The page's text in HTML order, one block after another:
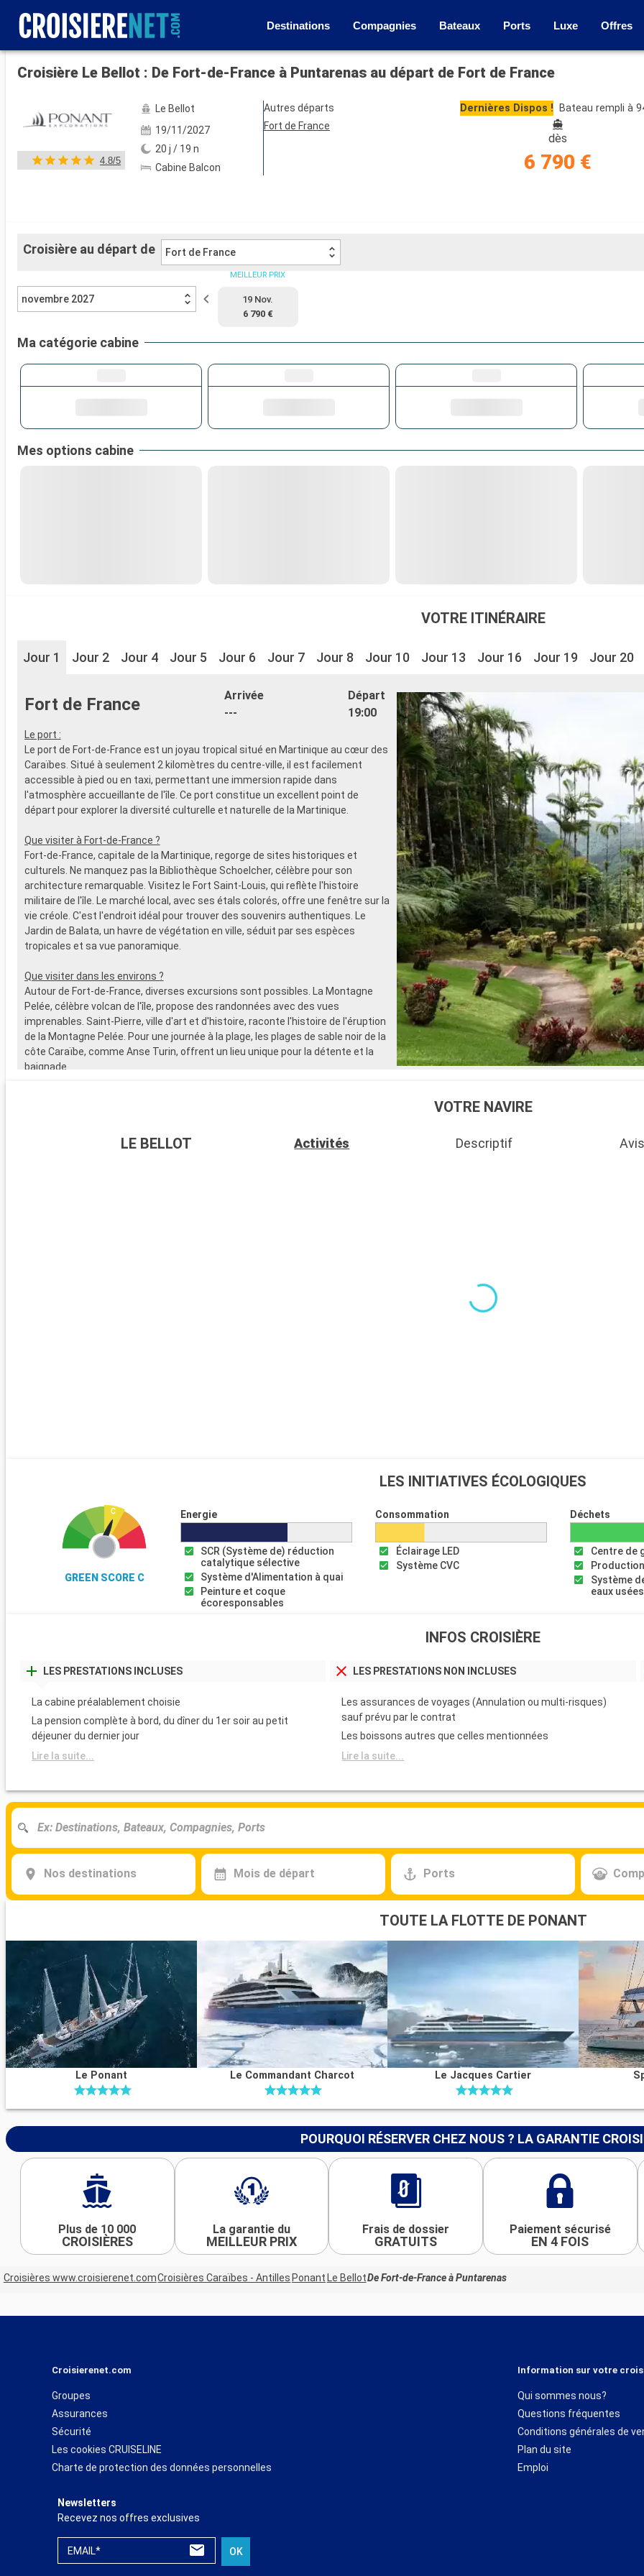
Destinations Compagnies Bateaux Ports Luxe Offres
Voir les 78 autres photos
Croisière Le Bellot : De Fort-de-France à Puntarenas au départ de Fort de France
4.8/5
Le Bellot
19/11/2027
20 j / 19 n
Cabine Balcon
Autres départs
Fort de France
Dernières Dispos ! Bateau rempli à
dès
6 790 €
Croisière au départ de Fort de France
novembre 2027
MEILLEUR PRIX
19 Nov.
6 790 €
Ma catégorie cabine
Mes options cabine
VOTRE ITINÉRAIRE
Jour 1 Jour 2 Jour 4 Jour 5 Jour 6 Jour 7 Jour 8 Jour 10 Jour 13 Jour 16 Jour 19 Jour 20
Fort de France
Arrivée
---
Départ
19:00
Le port :
Le port de Fort-de-France est un joyau tropical situé en Martinique au cœur des
Caraïbes. Situé à seulement 2 kilomètres du centre-ville, il est facilement
accessible à pied ou en taxi, permettant une immersion rapide dans
l'atmosphère accueillante de l'île. Ce port constitue un excellent point de
départ pour explorer la diversité culturelle et naturelle de la Martinique.
Que visiter à Fort-de-France ?
Fort-de-France, capitale de la Martinique, regorge de sites historiques et
culturels. Ne manquez pas la Bibliothèque Schoelcher, célèbre pour son
architecture remarquable. Visitez le Fort Saint-Louis, qui reflète l'histoire
militaire de l'île. Le marché local, avec ses étals colorés, offre une fenêtre sur la
vie créole. C'est l'endroit idéal pour trouver des souvenirs authentiques. Le
Jardin de Balata, un havre de végétation en ville, séduit par ses espèces
tropicales et sa vue panoramique.
Que visiter dans les environs ?
Autour de Fort-de-France, diverses excursions sont possibles. La Montagne
Pelée, célèbre volcan de l'île, propose des randonnées avec des vues
imprenables. Saint-Pierre, ville d'art et d'histoire, raconte l'histoire de l'éruption
de la Montagne Pelée. Pour une journée à la plage, les plages de sable noir de la
côte Caraïbe, comme Anse Turin, offrent un lieu unique pour la détente et la
baignade.
VOTRE NAVIRE
LE BELLOT Activités Descriptif
LES INITIATIVES ÉCOLOGIQUES
GREEN SCORE C
Energie
SCR (Système de) réduction
catalytique sélective
Système d'Alimentation à quai
Peinture et coque
écoresponsables
Consommation
Éclairage LED
Système CVC
Déchets
Centre de
Système
eaux usées
INFOS CROISIÈRE
LES PRESTATIONS INCLUSES
La cabine préalablement choisie
La pension complète à bord, du dîner du 1er soir au petit
déjeuner du dernier jour
Lire la suite...
LES PRESTATIONS NON INCLUSES
Les assurances de voyages (Annulation ou multi-risques)
sauf prévu par le contrat
Les boissons autres que celles mentionnées
Lire la suite...
Nos destinations Mois de départ Ports
TOUTE LA FLOTTE DE PONANT
Le Ponant Le Commandant Charcot Le Jacques Cartier
POURQUOI RÉSERVER CHEZ NOUS ? LA GARANTIE
Plus de 10 000
CROISIÈRES
La garantie du
MEILLEUR PRIX
Frais de dossier
GRATUITS
Paiement sécurisé
EN 4 FOIS
Croisières www.croisierenet.comCroisières Caraïbes - Antilles Ponant Le BellotDe Fort-de-France à Puntarenas
Croisierenet.com
Groupes
Assurances
Sécurité
Les cookies CRUISELINE
Charte de protection des données personnelles
Information sur votre
Qui sommes nous?
Questions fréquentes
Conditions générales de
Plan du site
Emploi
Newsletters
Recevez nos offres exclusives
EMAIL* OK